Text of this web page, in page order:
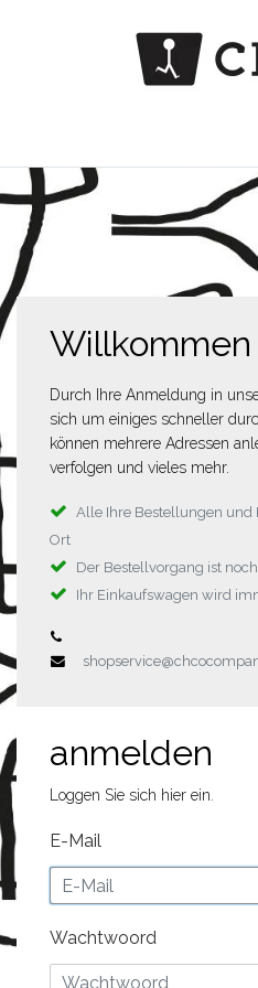
Willkommen
Durch Ihre Anmeldung in
sich um einiges schneller
können mehrere Adressen
verfolgen und vieles mehr.
Alle Ihre Bestellungen und
Ort
Der Bestellvorgang ist
Ihr Einkaufswagen wird
anmelden
Loggen Sie sich hier ein.
E-Mail
Wachtwoord